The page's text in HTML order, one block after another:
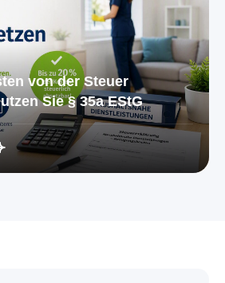
von der Steuer
Sie § 35a EStG